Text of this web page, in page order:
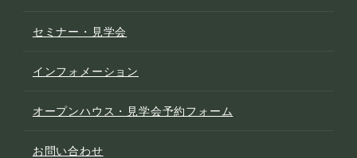
セミナー・見学会
インフォメーション
オープンハウス・見学会予約フォーム
お問い合わせ